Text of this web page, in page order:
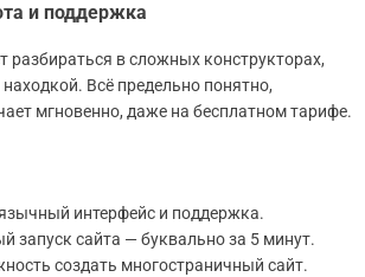
и поддержка
разбираться в сложных конструкторах,
находкой. Всё предельно понятно,
мгновенно, даже на бесплатном тарифе.
интерфейс и поддержка.
запуск сайта — буквально за 5 минут.
создать многостраничный сайт.